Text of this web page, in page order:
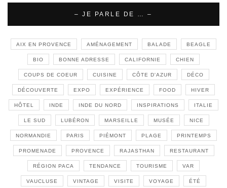
– JE PARLE DE … –
AIX EN PROVENCE AMÉNAGEMENT BALADE BEAGLE
BIO BONNE ADRESSE CALIFORNIE CHIEN
COUPS DE COEUR CUISINE CÔTE D'AZUR DÉCO
DÉCOUVERTE EXPO EXPÉRIENCE FOOD HIVER
HÔTEL INDE INDE DU NORD INSPIRATIONS ITALIE
LE SUD LUBÉRON MARSEILLE MUSÉE NICE
NORMANDIE PARIS PIÉMONT PLAGE PRINTEMPS
PROMENADE PROVENCE RAJASTHAN RESTAURANT
RÉGION PACA TENDANCE TOURISME VAR
VAUCLUSE VINTAGE VISITE VOYAGE ÉTÉ